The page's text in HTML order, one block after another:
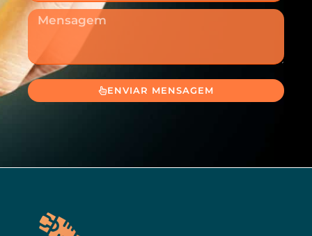
Mensagem
ENVIAR MENSAGEM